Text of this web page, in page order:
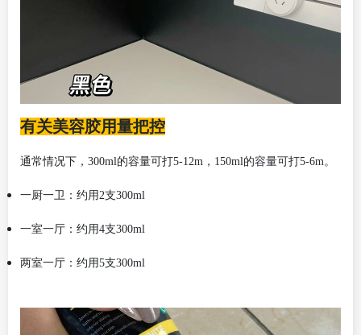
有关美容胶用量把控
通常情况下， 300ml的容量可打5-12m，150ml的容量可打5-6m。
一厨一卫：约用 2支300ml
一室一厅：约用4支300ml
两室一厅：约用5支300ml